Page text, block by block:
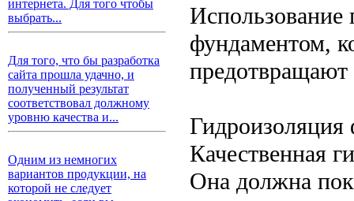
интернета. Для того чтобы
выбрать...
Для того, что бы разработка
сайта прошла удачно, и
полученный результат
соответствовал должному
уровню качества и...
Одним из немногих
вариантов продукции, на
которой не следует
фундаментом,
предотвращают
Гидроизоляция
Качественная
Она должна